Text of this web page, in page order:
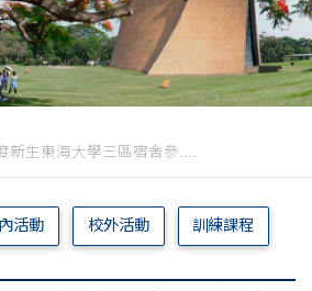
新生東海大學三區宿舍參....
活動 校外活動 訓練課程